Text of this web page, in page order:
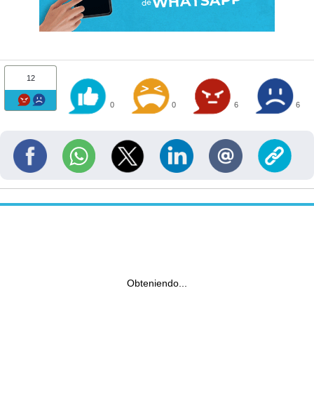
12
0 0 6 6
Obteniendo...